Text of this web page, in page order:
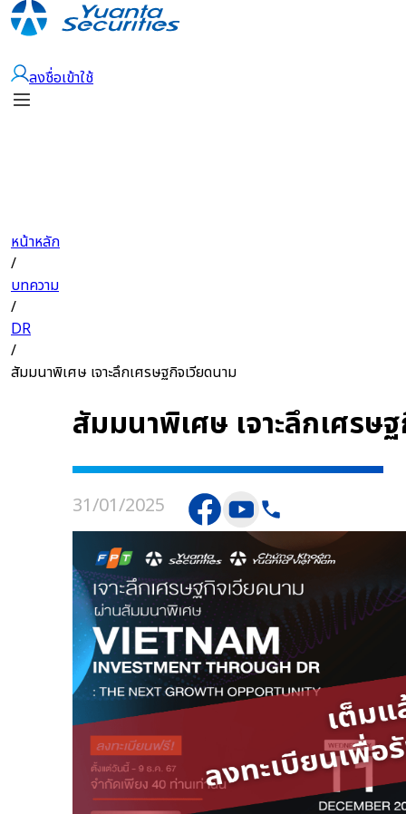
ลงชื่อเข้าใช้
หน้าหลัก
/
บทความ
/
DR
/
สัมมนาพิเศษ เจาะลึกเศรษฐกิจเวียดนาม
สัมมนาพิเศษ เจาะลึกเศรษ
31/01/2025